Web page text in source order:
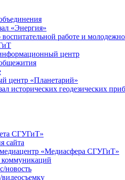
«Энергия»
работе и
центр
центр «Планетарий»
исторических геодезических
СГУГиТ»
сайта
«Медиасфера СГУГиТ»
новость
видеосъемку